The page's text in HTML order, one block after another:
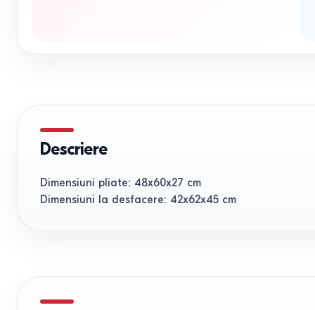
Descriere
Dimensiuni pliate: 48x60x27 cm
Dimensiuni la desfacere: 42x62x45 cm